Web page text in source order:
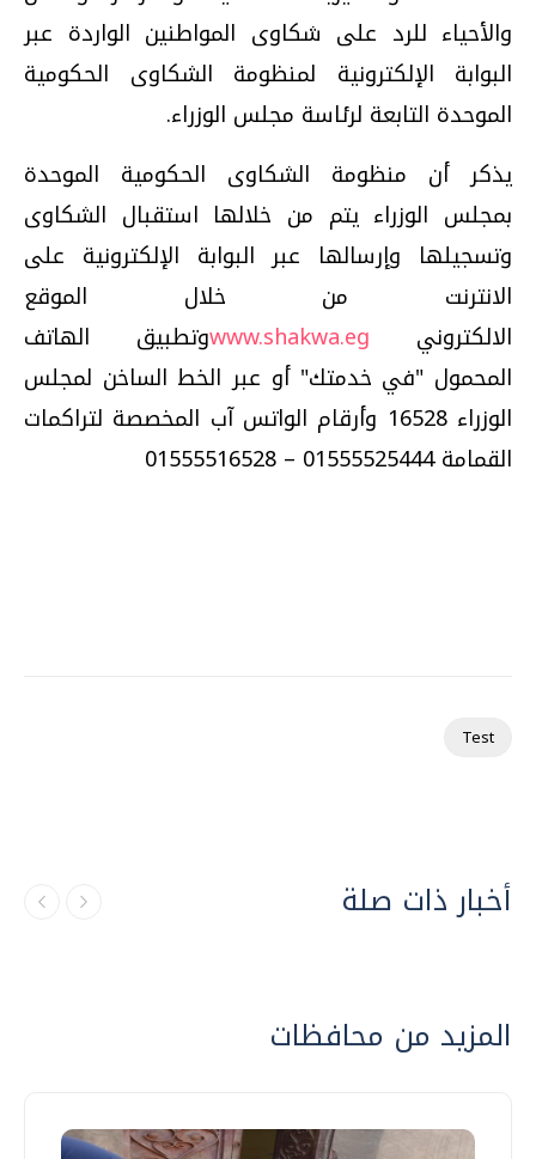
والأحياء للرد على شكاوى المواطنين الواردة عبر
البوابة الإلكترونية لمنظومة الشكاوى الحكومية
الموحدة التابعة لرئاسة مجلس الوزراء.
يذكر أن منظومة الشكاوى الحكومية الموحدة
بمجلس الوزراء يتم من خلالها استقبال الشكاوى
وتسجيلها وإرسالها عبر البوابة الإلكترونية على
الانترنت من خلال الموقع
الالكتروني www.shakwa.egوتطبيق الهاتف
المحمول "في خدمتك" أو عبر الخط الساخن لمجلس
الوزراء 16528 وأرقام الواتس آب المخصصة لتراكمات
القمامة 01555525444 – 01555516528
Test
أخبار ذات صلة
المزيد من محافظات